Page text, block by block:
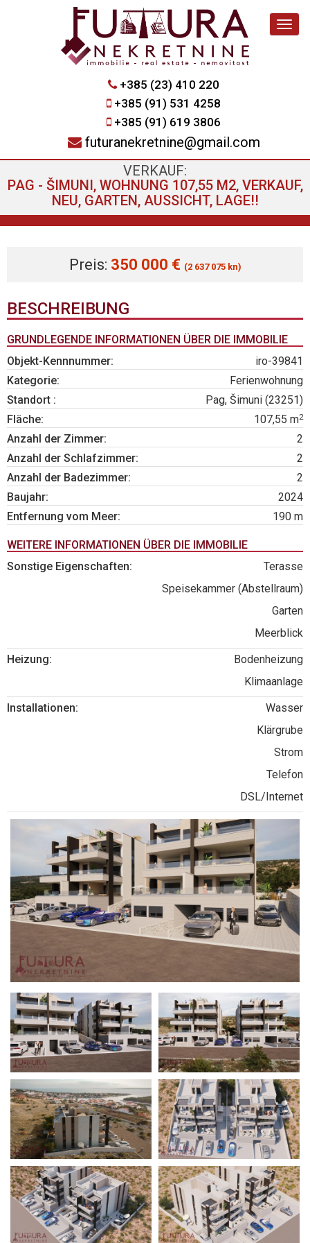
+385 (23) 410 220
+385 (91) 531 4258
+385 (91) 619 3806
futuranekretnine@gmail.com
VERKAUF:
PAG - ŠIMUNI, WOHNUNG 107,55 M2, VERKAUF,
NEU, GARTEN, AUSSICHT, LAGE!!
Preis: 350 000 € (2 637 075 kn)
BESCHREIBUNG
GRUNDLEGENDE INFORMATIONEN ÜBER DIE IMMOBILIE
Objekt-Kennnummer:
iro-39841
Kategorie:
Ferienwohnung
Standort :
Pag, Šimuni (23251)
Fläche:
107,55 m2
Anzahl der Zimmer:
2
Anzahl der Schlafzimmer:
2
Anzahl der Badezimmer:
2
Baujahr:
2024
Entfernung vom Meer:
190 m
WEITERE INFORMATIONEN ÜBER DIE IMMOBILIE
Sonstige Eigenschaften:
Terasse
Speisekammer (Abstellraum)
Garten
Meerblick
Heizung:
Bodenheizung
Klimaanlage
Installationen:
Wasser
Klärgrube
Strom
Telefon
DSL/Internet